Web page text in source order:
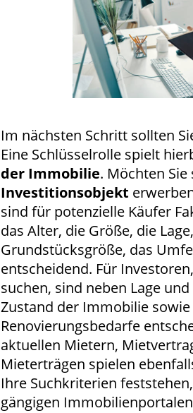
Im nächsten Schritt sollten
Eine Schlüsselrolle spielt
der Immobilie. Möchten Sie
Investitionsobjekt
sind für potenzielle Käufer
das Alter, die Größe, die
Grundstücksgröße, das
entscheidend. Für
suchen, sind neben Lage
Zustand der Immobilie
Renovierungsbedarfe
aktuellen Mietern,
Mieterträgen spielen
Ihre Suchkriterien
gängigen